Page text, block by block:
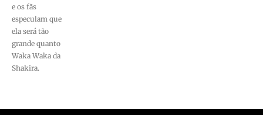
e os fãs
especulam que
ela será tão
grande quanto
Waka Waka da
Shakira.